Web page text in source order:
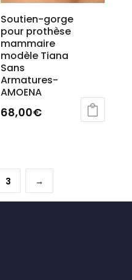
Soutien-gorge
pour prothèse
mammaire
modèle Tiana
Sans
Armatures-
AMOENA
68,00€
3 →